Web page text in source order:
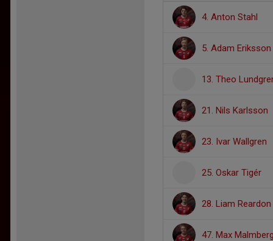
4. Anton Stahl
5. Adam Eriksson
13. Theo
21. Nils Karlsson
23. Ivar Wallgren
25. Oskar Tigér
28. Liam Reardon
47. Max Malmberg